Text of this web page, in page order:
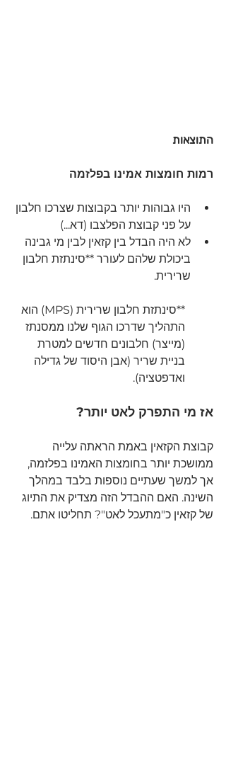
התוצאות
רמות חומצות אמינו בפלזמה
היו גבוהות יותר בקבוצות שצרכו חלבון
על פני קבוצת הפלצבו (דא...)
לא היה הבדל בין קזאין לבין מי גבינה
ביכולת שלהם לעורר **סינתזת חלבון
שרירית.
**סינתזת חלבון שרירית (MPS) הוא
התהליך שדרכו הגוף שלנו ממסנתז
(מייצר) חלבונים חדשים למטרת
בניית שריר (אבן היסוד של גדילה
ואדפטציה).
אז מי התפרק לאט יותר?
קבוצת הקזאין באמת הראתה עלייה
ממושכת יותר בחומצות האמינו בפלזמה,
אך למשך שעתיים נוספות בלבד במהלך
השינה. האם ההבדל הזה מצדיק את התיוג
של קזאין כ"מתעכל לאט"? תחליטו אתם.